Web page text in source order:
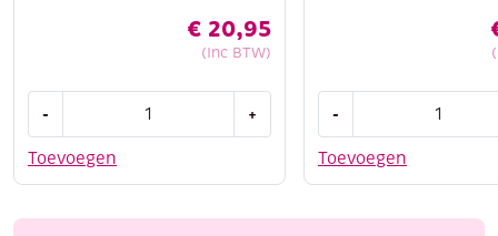
€ 20,95
(Inc BTW)
Toevoegen
-
assortiment
penseel
+
Toevoegen
-
textielverf
lichtgeel